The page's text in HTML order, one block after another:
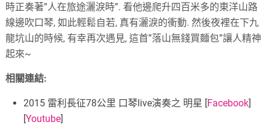
時正奏著”人在旅途灑淚時”. 看他邊爬升四百米多的東洋山路
線邊吹口琴, 如此輕鬆自若, 真有灑淚的衝動. 然後夜裡在下九
龍坑山的時候, 有幸再次遇見, 這首”落山無錢買麵包”讓人精神
起來~
相關連結:
2015 雷利長征78公里 口琴live演奏之 明星 [Facebook]
[Youtube]